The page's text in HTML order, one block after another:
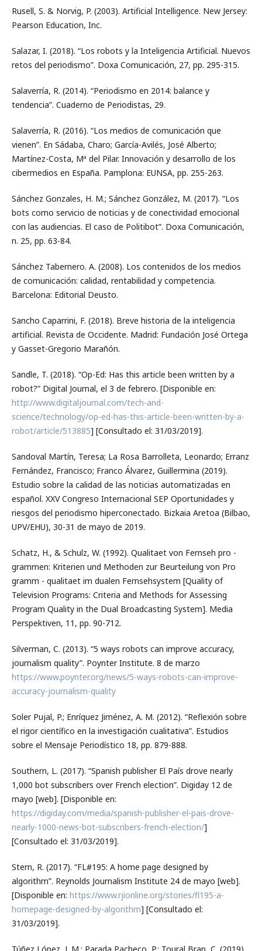
Rusell, S. & Norvig, P. (2003). Artificial Intelligence. New Jersey:
Pearson Education, Inc.
Salazar, I. (2018). “Los robots y la Inteligencia Artificial. Nuevos
retos del periodismo”. Doxa Comunicación, 27, pp. 295-315.
Salaverría, R. (2014). “Periodismo en 2014: balance y
tendencia”. Cuaderno de Periodistas, 29.
Salaverría, R. (2016). “Los medios de comunicación que
vienen”. En Sádaba, Charo; García-Avilés, José Alberto;
Martínez-Costa, Mª del Pilar. Innovación y desarrollo de los
cibermedios en España. Pamplona: EUNSA, pp. 255-263.
Sánchez Gonzales, H. M.; Sánchez González, M. (2017). “Los
bots como servicio de noticias y de conectividad emocional
con las audiencias. El caso de Politibot”. Doxa Comunicación,
n. 25, pp. 63-84.
Sánchez Tabernero. A. (2008). Los contenidos de los medios
de comunicación: calidad, rentabilidad y competencia.
Barcelona: Editorial Deusto.
Sancho Caparrini, F. (2018). Breve historia de la inteligencia
artificial. Revista de Occidente. Madrid: Fundación José Ortega
y Gasset-Gregorio Marañón.
Sandle, T. (2018). “Op-Ed: Has this article been written by a
robot?” Digital Journal, el 3 de febrero. [Disponible en:
http://www.digitaljournal.com/tech-and-
science/technology/op-ed-has-this-article-been-written-by-a-
robot/article/513885] [Consultado el: 31/03/2019].
Sandoval Martín, Teresa; La Rosa Barrolleta, Leonardo; Erranz
Fernández, Francisco; Franco Álvarez, Guillermina (2019).
Estudio sobre la calidad de las noticias automatizadas en
español. XXV Congreso Internacional SEP Oportunidades y
riesgos del periodismo hiperconectado. Bizkaia Aretoa (Bilbao,
UPV/EHU), 30-31 de mayo de 2019.
Schatz, H., & Schulz, W. (1992). Qualitaet von Fernseh pro -
grammen: Kriterien und Methoden zur Beurteilung von Pro
gramm - qualitaet im dualen Fernsehsystem [Quality of
Television Programs: Criteria and Methods for Assessing
Program Quality in the Dual Broadcasting System]. Media
Perspektiven, 11, pp. 90-712.
Silverman, C. (2013). “5 ways robots can improve accuracy,
journalism quality”. Poynter Institute. 8 de marzo
https://www.poynter.org/news/5-ways-robots-can-improve-
accuracy-journalism-quality
Soler Pujal, P.; Enríquez Jiménez, A. M. (2012). “Reflexión sobre
el rigor científico en la investigación cualitativa”. Estudios
sobre el Mensaje Periodístico 18, pp. 879-888.
Southern, L. (2017). “Spanish publisher El País drove nearly
1,000 bot subscribers over French election”. Digiday 12 de
mayo [web]. [Disponible en:
https://digiday.com/media/spanish-publisher-el-pais-drove-
nearly-1000-news-bot-subscribers-french-election/]
[Consultado el: 31/03/2019].
Stern, R. (2017). “FL#195: A home page designed by
algorithm”. Reynolds Journalism Institute 24 de mayo [web].
[Disponible en: https://www.rjionline.org/stories/fl195-a-
homepage-designed-by-algorithm] [Consultado el:
31/03/2019].